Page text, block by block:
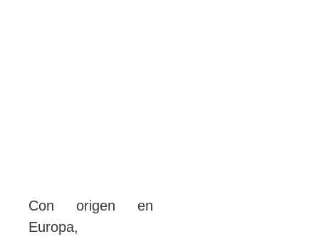
Con origen en
Europa,